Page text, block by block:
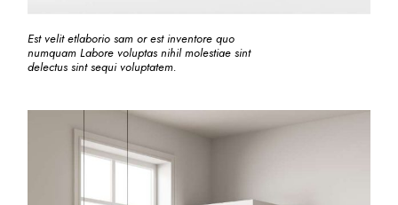
Est velit etlaborio sam or est inventore quo
numquam Labore voluptas nihil molestiae sint
delectus sint sequi voluptatem.